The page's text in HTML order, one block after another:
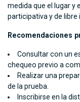
medida que el lugar y
participativa y de libre
Recomendaciones
Consultar con un
chequeo previo a
Realizar una
de la prueba.
Inscribirse en la